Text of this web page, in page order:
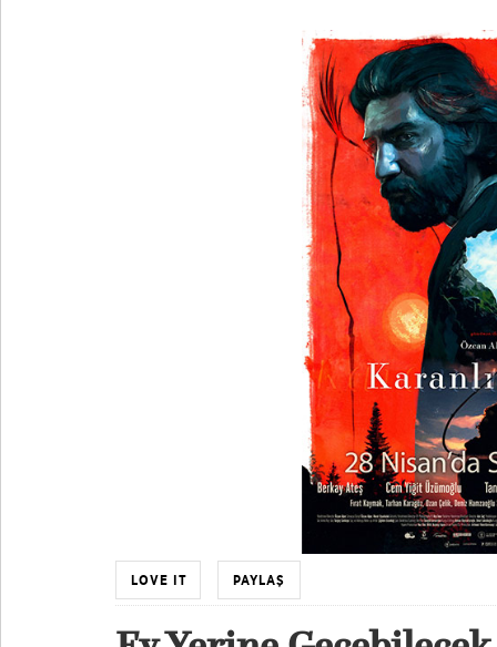
LOVE IT PAYLAŞ